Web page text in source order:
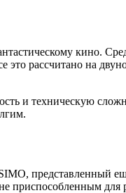
кино.
это рассчитано на
и техническую
представленный
приспособленным для